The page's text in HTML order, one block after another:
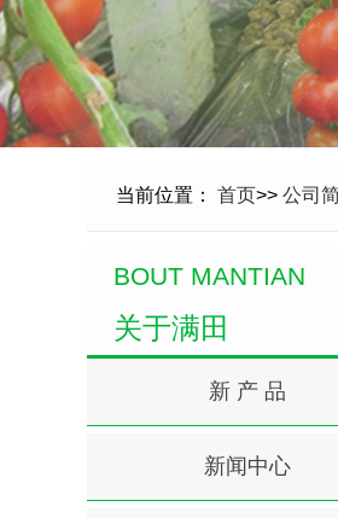
当前位置： 首页>> 公司
BOUT MANTIAN
关于满田
新 产 品
新闻中心